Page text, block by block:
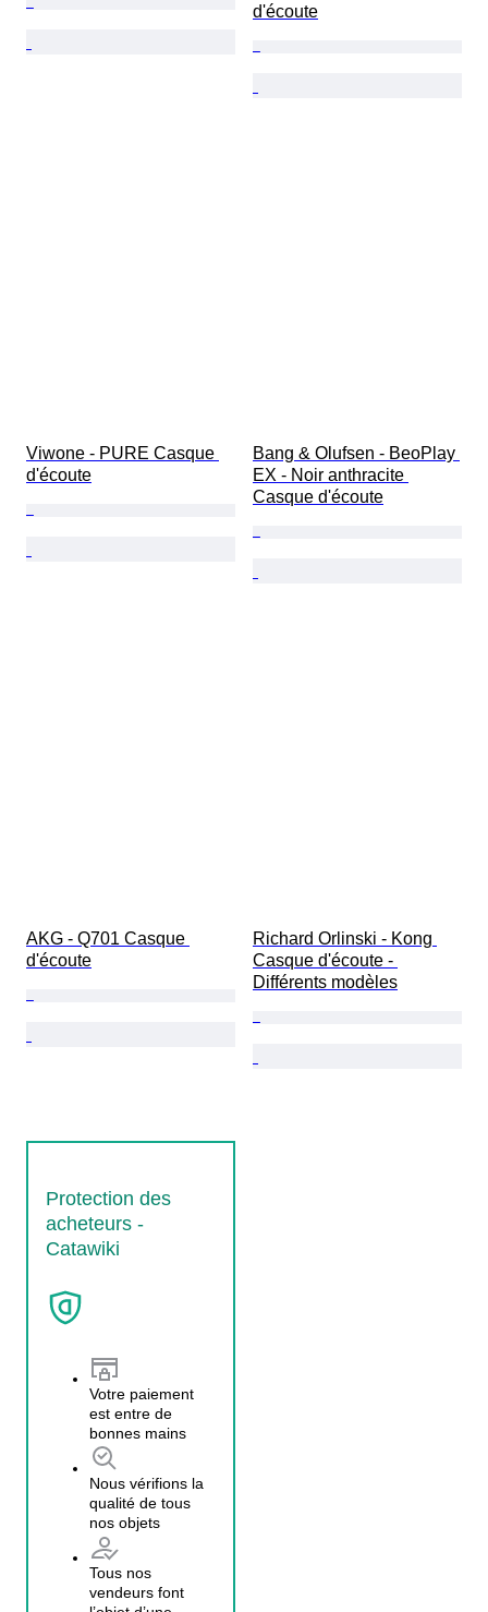
d'écoute
Viwone - PURE Casque
d'écoute
Bang & Olufsen - BeoPlay
EX - Noir anthracite
Casque d'écoute
AKG - Q701 Casque
d'écoute
Richard Orlinski - Kong
Casque d'écoute -
Différents modèles
Protection des
acheteurs -
Catawiki
Votre paiement
est entre de
bonnes mains
Nous vérifions la
qualité de tous
nos objets
Tous nos
vendeurs font